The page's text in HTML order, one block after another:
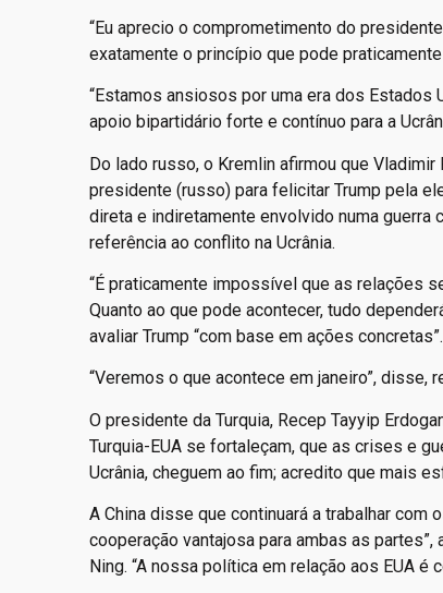
“Eu aprecio o comprometimento do
exatamente o princípio que pode
“Estamos ansiosos por uma era dos
apoio bipartidário forte e contínuo para a
Do lado russo, o Kremlin afirmou que
presidente (russo) para felicitar Trump pela
direta e indiretamente envolvido numa
referência ao conflito na Ucrânia.
“É praticamente impossível que as relações
Quanto ao que pode acontecer, tudo
avaliar Trump “com base em ações concretas”.
“Veremos o que acontece em janeiro”,
O presidente da Turquia, Recep Tayyip
Turquia-EUA se fortaleçam, que as crises e
Ucrânia, cheguem ao fim; acredito que mais
A China disse que continuará a trabalhar
cooperação vantajosa para ambas as
Ning. “A nossa política em relação aos EUA é